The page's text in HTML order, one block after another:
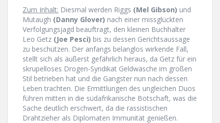
Zum Inhalt: Diesmal werden Riggs (Mel Gibson) und
Mutaugh (Danny Glover) nach einer missglückten
Verfolgungsjagd beauftragt, den kleinen Buchhalter
Leo Getz (Joe Pesci) bis zu dessen Gerichtsaussage
zu beschützen. Der anfangs belanglos wirkende Fall,
stellt sich als äußerst gefährlich heraus, da Getz für ein
skrupelloses Drogen-Syndikat Geldwäsche im großen
Stil betrieben hat und die Gangster nun nach dessen
Leben trachten. Die Ermittlungen des ungleichen Duos
führen mitten in die südafrikanische Botschaft, was die
Sache deutlich erschwert, da die rassistischen
Drahtzieher als Diplomaten Immunität genießen.